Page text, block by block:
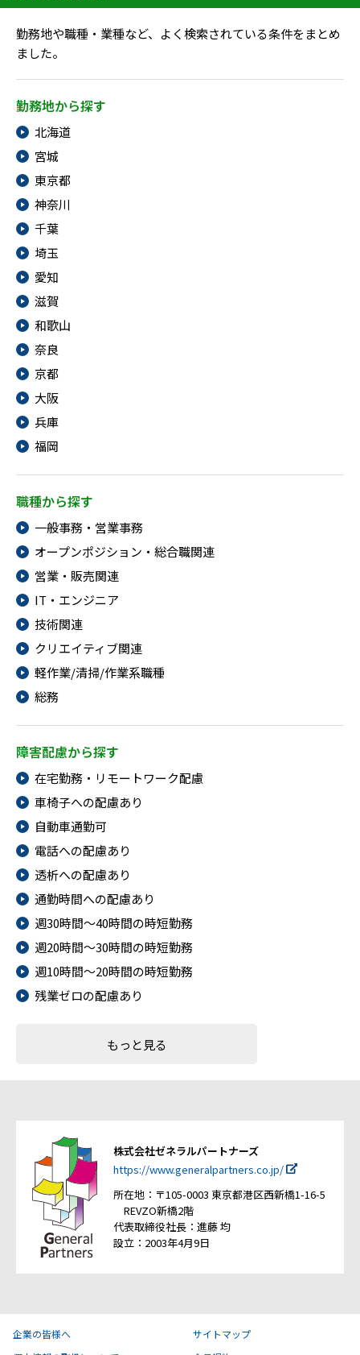
勤務地や職種・業種など、よく検索されている条件をまとめ
ました。
勤務地から探す
北海道
宮城
東京都
神奈川
千葉
埼玉
愛知
滋賀
和歌山
奈良
京都
大阪
兵庫
福岡
職種から探す
一般事務・営業事務
オープンポジション・総合職関連
営業・販売関連
IT・エンジニア
技術関連
クリエイティブ関連
軽作業/清掃/作業系職種
総務
障害配慮から探す
在宅勤務・リモートワーク配慮
車椅子への配慮あり
自動車通勤可
電話への配慮あり
透析への配慮あり
通勤時間への配慮あり
週30時間～40時間の時短勤務
週20時間～30時間の時短勤務
週10時間～20時間の時短勤務
残業ゼロの配慮あり
もっと見る
株式会社ゼネラルパートナーズ
https://www.generalpartners.co.jp/
所在地：〒105-0003 東京都港区西新橋1-16-5
REVZO新橋2階
代表取締役社長：進藤 均
設立：2003年4月9日
企業の皆様へ
サイトマップ